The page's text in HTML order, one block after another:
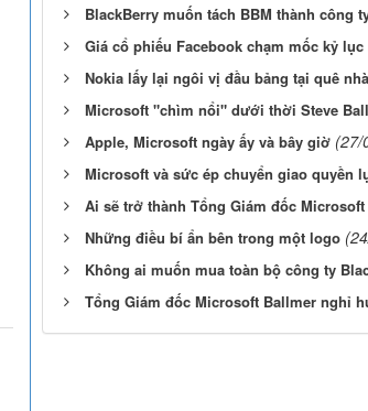
BlackBerry muốn tách BBM thành công
Giá cổ phiếu Facebook chạm mốc kỷ
Nokia lấy lại ngôi vị đầu bảng tại quê nhà
Microsoft "chìm nổi" dưới thời Steve
Apple, Microsoft ngày ấy và bây giờ (27/
Microsoft và sức ép chuyển giao quyền
Ai sẽ trở thành Tổng Giám đốc
Những điều bí ẩn bên trong một logo
Không ai muốn mua toàn bộ công ty
Tổng Giám đốc Microsoft Ballmer nghỉ